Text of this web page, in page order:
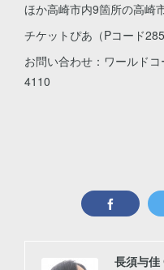
ほか高崎市内9箇所の高崎
チケットぴあ（Pコード
お問い合わせ：ワールド
4110
長須与